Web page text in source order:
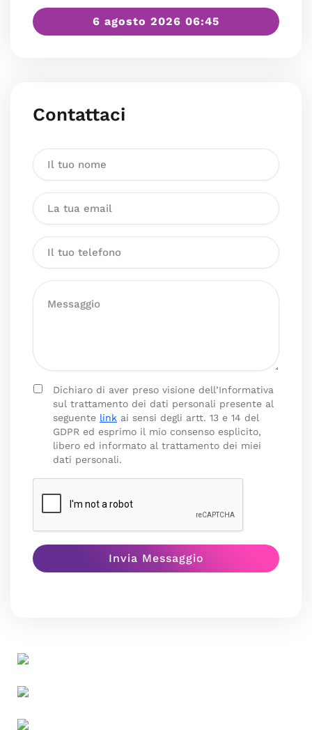
6 agosto 2026 06:45
Contattaci
Dichiaro di aver preso visione dell’Informativa
sul trattamento dei dati personali presente al
seguente link ai sensi degli artt. 13 e 14 del
GDPR ed esprimo il mio consenso esplicito,
libero ed informato al trattamento dei miei
dati personali.